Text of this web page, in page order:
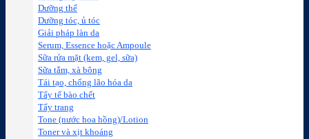
Dưỡng thể
Dưỡng tóc, ủ tóc
Giải pháp làn da
Serum, Essence hoặc Ampoule
Sữa rửa mặt (kem, gel, sữa)
Sữa tắm, xà bông
Tái tạo, chống lão hóa da
Tẩy tế bào chết
Tẩy trang
Tone (nước hoa hồng)/Lotion
Toner và xịt khoáng